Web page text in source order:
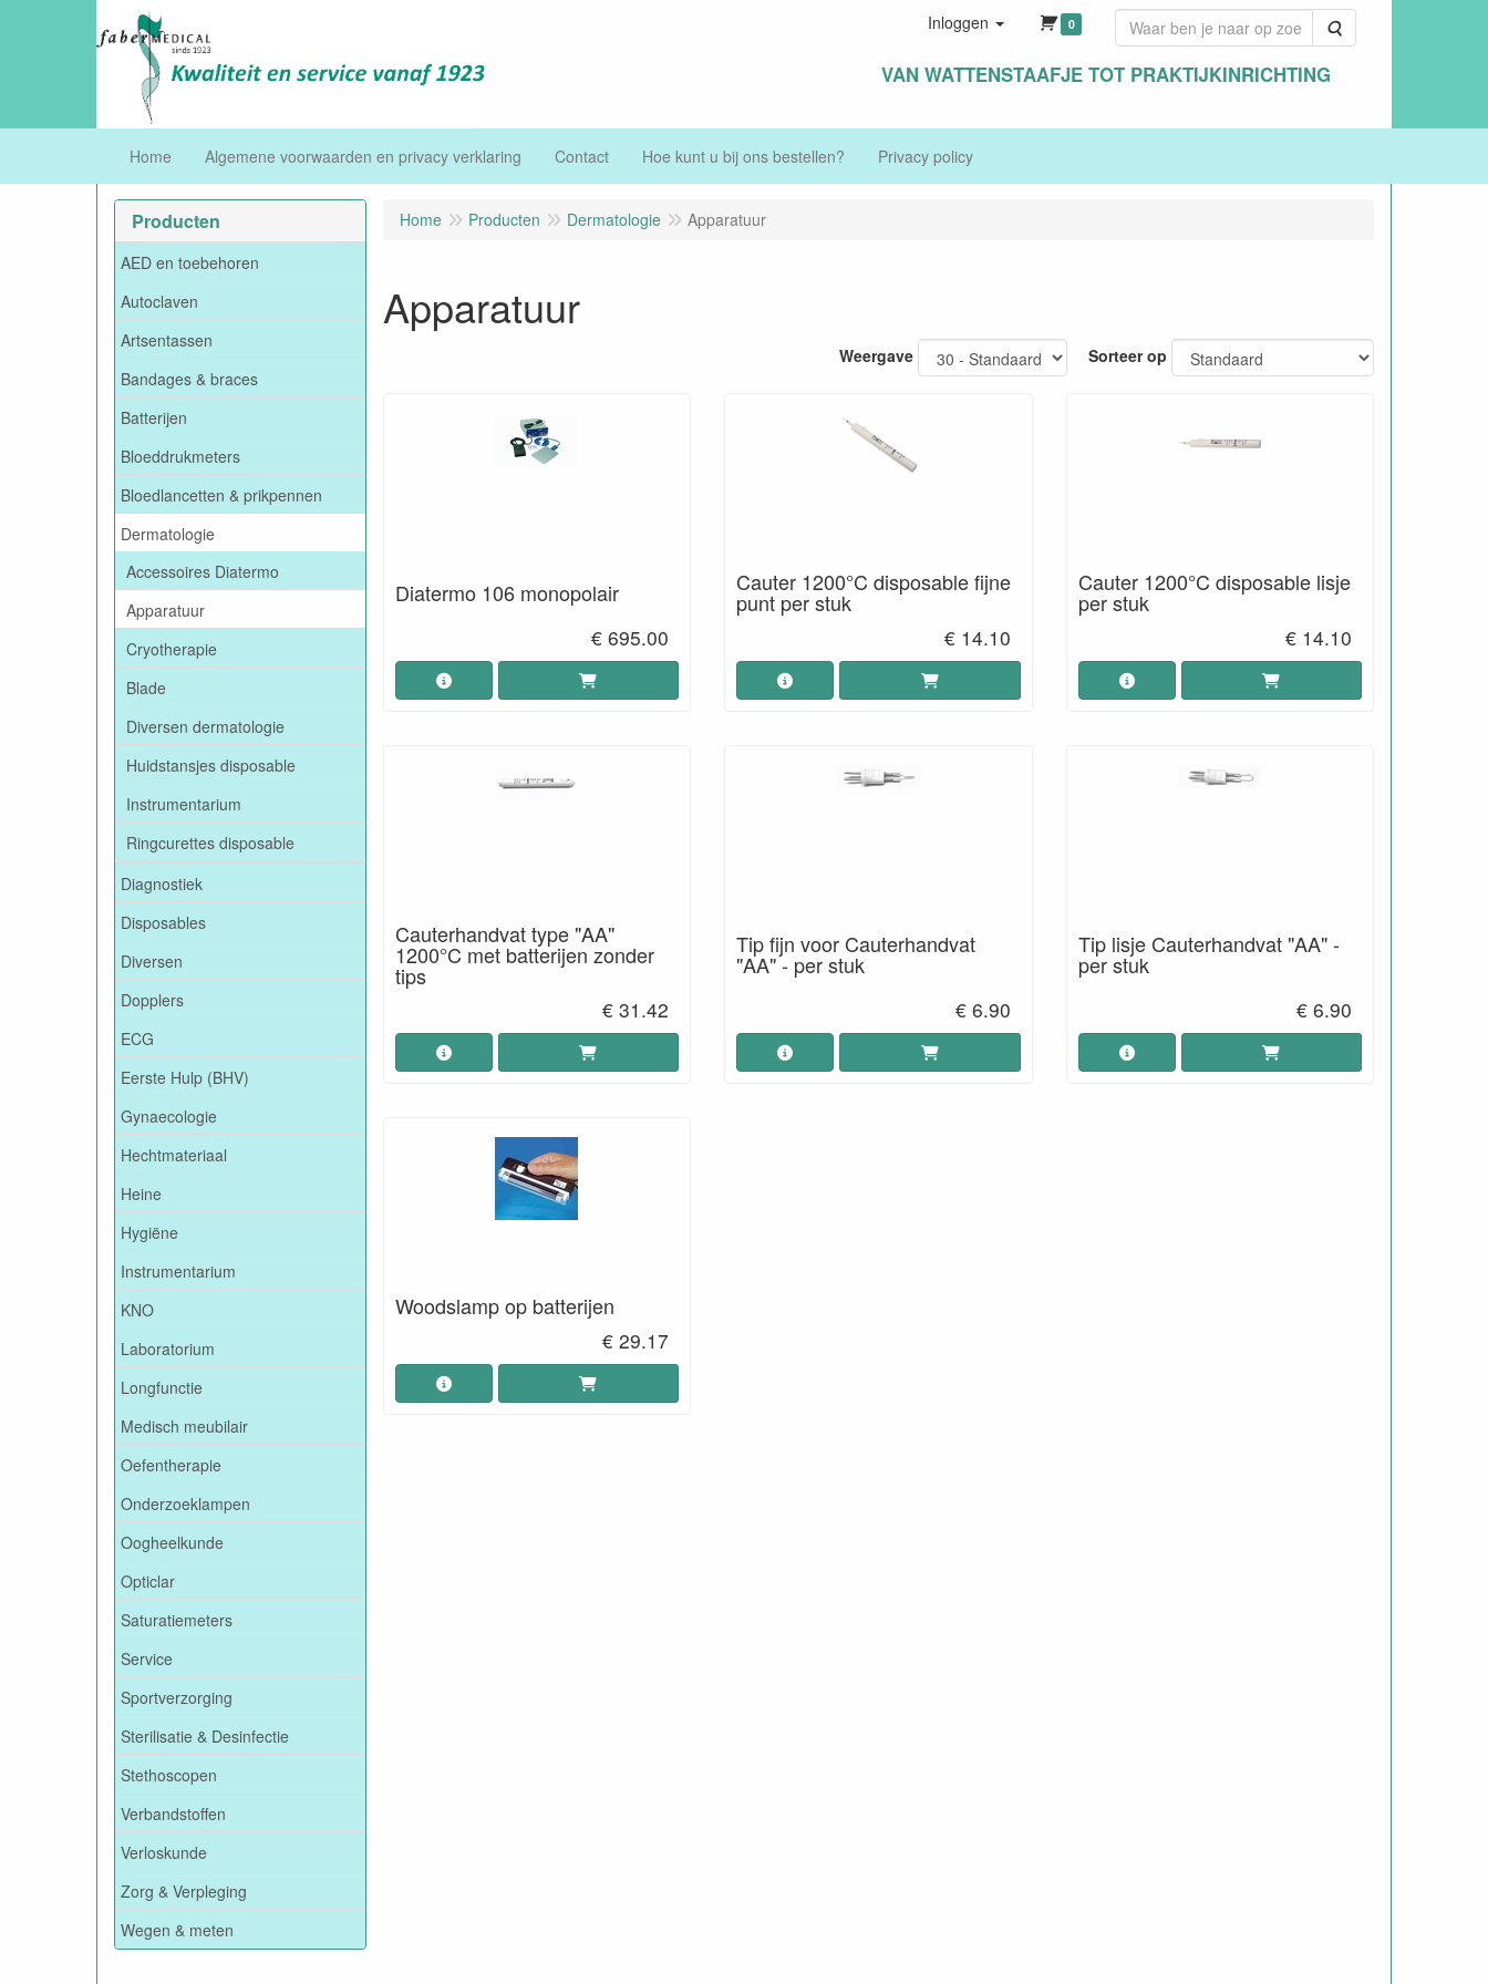
VAN WATTENSTAAFJE TOT PRAKTIJKINRICHTING
Inloggen 0 Zoeken
Home Algemene voorwaarden en privacy verklaring Contact Hoe kunt u bij ons bestellen? Privacy policy
Producten
AED en toebehoren
Autoclaven
Artsentassen
Bandages & braces
Batterijen
Bloeddrukmeters
Bloedlancetten & prikpennen
Dermatologie
Accessoires Diatermo
Apparatuur
Cryotherapie
Blade
Diversen dermatologie
Huidstansjes disposable
Instrumentarium
Ringcurettes disposable
Diagnostiek
Disposables
Diversen
Dopplers
ECG
Eerste Hulp (BHV)
Gynaecologie
Hechtmateriaal
Heine
Hygiëne
Instrumentarium
KNO
Laboratorium
Longfunctie
Medisch meubilair
Oefentherapie
Onderzoeklampen
Oogheelkunde
Opticlar
Saturatiemeters
Service
Sportverzorging
Sterilisatie & Desinfectie
Stethoscopen
Verbandstoffen
Verloskunde
Zorg & Verpleging
Wegen & meten
Home Producten Dermatologie Apparatuur
Apparatuur
Weergave Sorteer op
Diatermo 106 monopolair
€ 695.00
Cauter 1200°C disposable fijne
punt per stuk
€ 14.10
Cauter 1200°C disposable lisje
per stuk
€ 14.10
Cauterhandvat type "AA"
1200°C met batterijen zonder
tips
€ 31.42
Tip fijn voor Cauterhandvat
"AA" - per stuk
€ 6.90
Tip lisje Cauterhandvat "AA" -
per stuk
€ 6.90
Woodslamp op batterijen
€ 29.17